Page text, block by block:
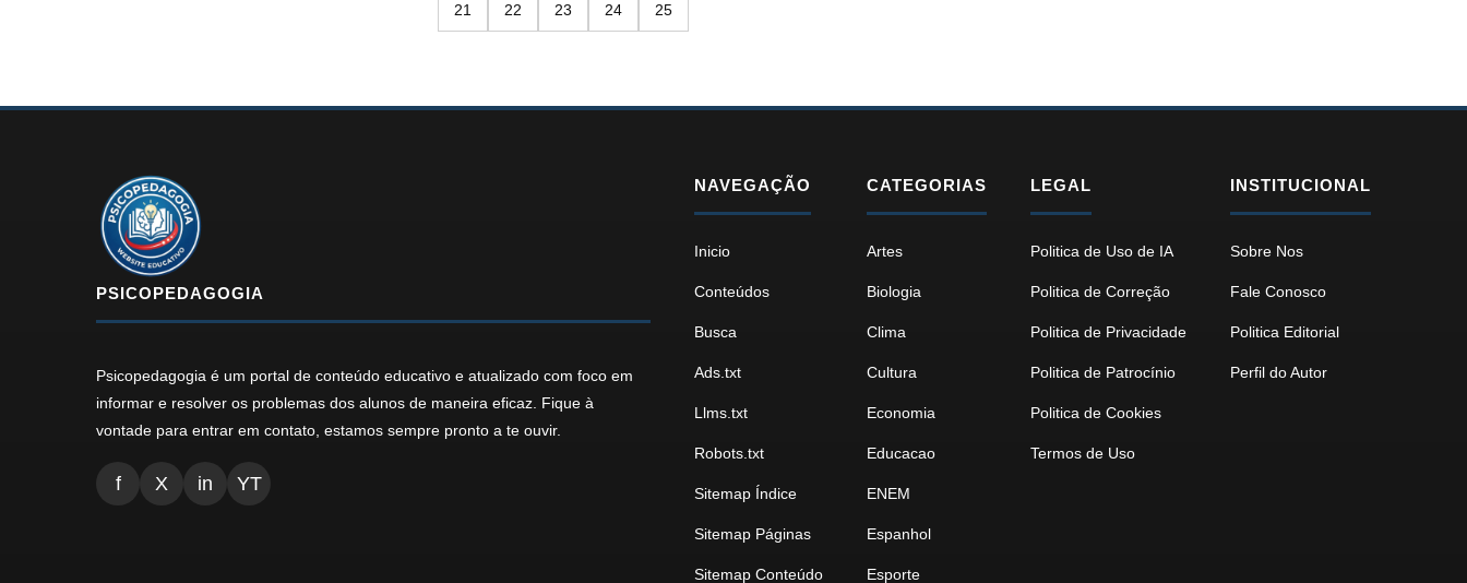
21 22 23 24 25
PSICOPEDAGOGIA
Psicopedagogia é um portal de conteúdo educativo e atualizado com foco em
informar e resolver os problemas dos alunos de maneira eficaz. Fique à
vontade para entrar em contato, estamos sempre pronto a te ouvir.
f X in YT
NAVEGAÇÃO
Inicio
Conteúdos
Busca
Ads.txt
Llms.txt
Robots.txt
Sitemap Índice
Sitemap Páginas
Sitemap Conteúdo
CATEGORIAS
Artes
Biologia
Clima
Cultura
Economia
Educacao
ENEM
Espanhol
Esporte
LEGAL
Politica de Uso de IA
Politica de Correção
Politica de Privacidade
Politica de Patrocínio
Politica de Cookies
Termos de Uso
INSTITUCIONAL
Sobre Nos
Fale Conosco
Politica Editorial
Perfil do Autor